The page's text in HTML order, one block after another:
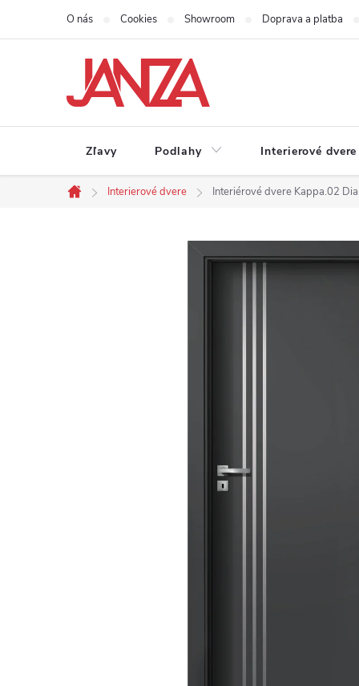
Prejsť na obsah
O nás Cookies Showroom Doprava a platba
Zľavy Podlahy Interierové dvere
Domov
Interierové dvere Interiérové dvere Kappa.02